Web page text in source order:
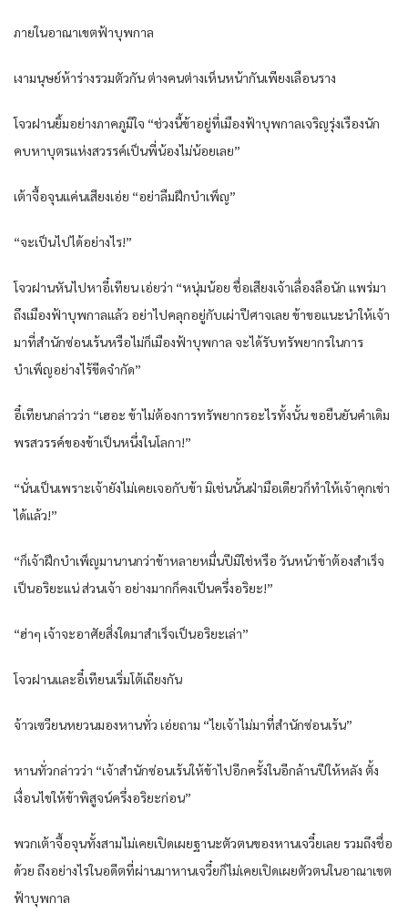
ภายในอาณาเขตฟ้าบุพกาล
เงามนุษย์ห้าร่างรวมตัวกัน ต่างคนต่างเห็นหน้ากันเพียงเลือนราง
โจวฝานยิ้มอย่างภาคภูมิใจ “ช่วงนี้ข้าอยู่ที่เมืองฟ้าบุพกาลเจริญรุ่งเรืองนัก
คบหาบุตรแห่งสวรรค์เป็นพี่น้องไม่น้อยเลย”
เต้าจื้อจุนแค่นเสียงเอ่ย “อย่าลืมฝึกบำเพ็ญ”
“จะเป็นไปได้อย่างไร!”
โจวฝานหันไปหาอี๋เทียน เอ่ยว่า “หนุ่มน้อย ชื่อเสียงเจ้าเลื่องลือนัก แพร่มา
ถึงเมืองฟ้าบุพกาลแล้ว อย่าไปคลุกอยู่กับเผ่าปีศาจเลย ข้าขอแนะนำให้เจ้า
มาที่สำนักซ่อนเร้นหรือไม่ก็เมืองฟ้าบุพกาล จะได้รับทรัพยากรในการ
บำเพ็ญอย่างไร้ขีดจำกัด”
อี๋เทียนกล่าวว่า “เฮอะ ข้าไม่ต้องการทรัพยากรอะไรทั้งนั้น ขอยืนยันคำเดิม
พรสวรรค์ของข้าเป็นหนึ่งในโลกา!”
“นั่นเป็นเพราะเจ้ายังไม่เคยเจอกับข้า มิเช่นนั้นฝ่ามือเดียวก็ทำให้เจ้าคุกเข่า
ได้แล้ว!”
“ก็เจ้าฝึกบำเพ็ญมานานกว่าข้าหลายหมื่นปีมิใช่หรือ วันหน้าข้าต้องสำเร็จ
เป็นอริยะแน่ ส่วนเจ้า อย่างมากก็คงเป็นครึ่งอริยะ!”
“ฮ่าๆ เจ้าจะอาศัยสิ่งใดมาสำเร็จเป็นอริยะเล่า”
โจวฝานและอี๋เทียนเริ่มโต้เถียงกัน
จ้าวเซวียนหยวนมองหานทั่ว เอ่ยถาม “ไยเจ้าไม่มาที่สำนักซ่อนเร้น”
หานทั่วกล่าวว่า “เจ้าสำนักซ่อนเร้นให้ข้าไปอีกครั้งในอีกล้านปีให้หลัง ตั้ง
เงื่อนไขให้ข้าพิสูจน์ครึ่งอริยะก่อน”
พวกเต้าจื้อจุนทั้งสามไม่เคยเปิดเผยฐานะตัวตนของหานเจวี๋ยเลย รวมถึงชื่อ
ด้วย ถึงอย่างไรในอดีตที่ผ่านมาหานเจวี๋ยก็ไม่เคยเปิดเผยตัวตนในอาณาเขต
ฟ้าบุพกาล